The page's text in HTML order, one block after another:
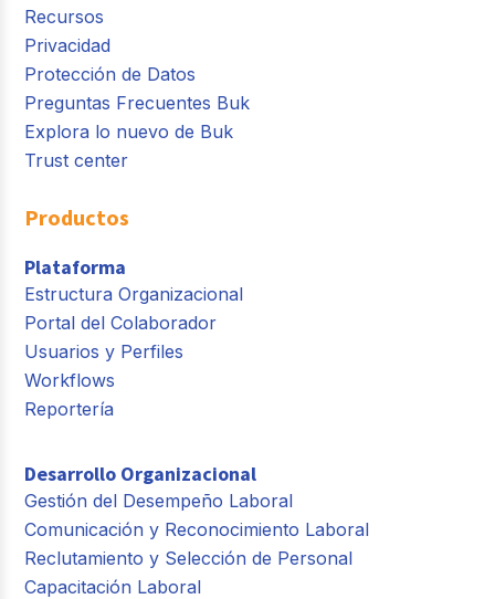
Recursos
Privacidad
Protección de Datos
Preguntas Frecuentes Buk
Explora lo nuevo de Buk
Trust center
Productos
Plataforma
Estructura Organizacional
Portal del Colaborador
Usuarios y Perfiles
Workflows
Reportería
Desarrollo Organizacional
Gestión del Desempeño Laboral
Comunicación y Reconocimiento Laboral
Reclutamiento y Selección de Personal
Capacitación Laboral